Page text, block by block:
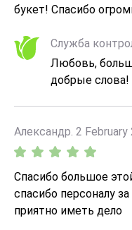
букет! Спасибо
Служба
Любовь,
добрые слова!
Александр. 2 February
Спасибо большое
спасибо персоналу
приятно иметь дело